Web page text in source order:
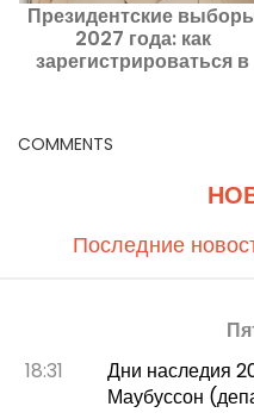
Президентские
2027 года: как
зарегистрироваться в
COMMENTS
Последние
18:31
Дни наследия
Маубуссон